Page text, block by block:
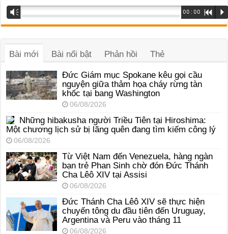
Trình
phát
Vm 00:00 R P
Bài mới Bài nổi bật Phản hồi Thẻ
Đức Giám mục Spokane kêu gọi cầu
nguyện giữa thảm họa cháy rừng tàn
khốc tại bang Washington
06/08/2026
Những hibakusha người Triều Tiên tại Hiroshima:
Một chương lịch sử bị lãng quên đang tìm kiếm công lý
06/08/2026
Từ Việt Nam đến Venezuela, hàng ngàn
bạn trẻ Phan Sinh chờ đón Đức Thánh
Cha Lêô XIV tại Assisi
06/08/2026
Đức Thánh Cha Lêô XIV sẽ thực hiện
chuyến tông du đầu tiên đến Uruguay,
Argentina và Peru vào tháng 11
06/08/2026